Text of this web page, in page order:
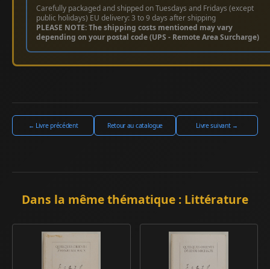
Carefully packaged and shipped on Tuesdays and Fridays (except
public holidays) EU delivery: 3 to 9 days after shipping
PLEASE NOTE: The shipping costs mentioned may vary
depending on your postal code (UPS - Remote Area Surcharge)
← Livre précédent Retour au catalogue Livre suivant →
Dans la même thématique : Littérature